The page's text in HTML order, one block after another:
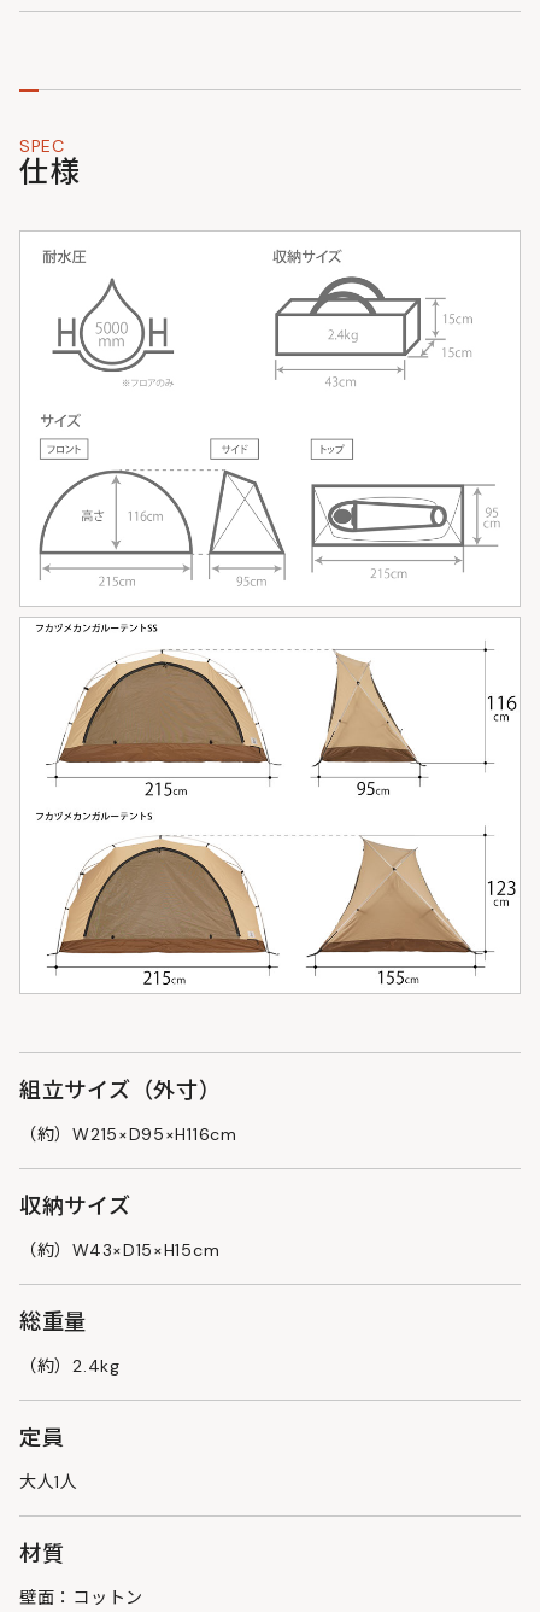
SPEC
仕様
組立サイズ（外寸）
（約）W215×D95×H116cm
収納サイズ
（約）W43×D15×H15cm
総重量
（約）2.4kg
定員
大人1人
材質
壁面：コットン